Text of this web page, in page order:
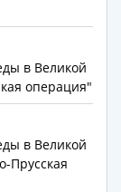
в Великой
операция"
в Великой
Прусская